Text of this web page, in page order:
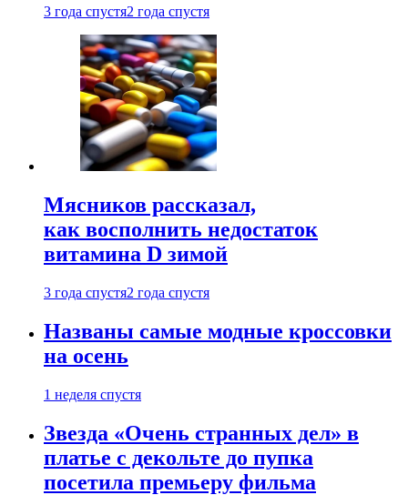
3 года спустя2 года спустя
Мясников рассказал,
как восполнить недостаток
витамина D зимой
3 года спустя2 года спустя
Названы самые модные кроссовки
на осень
1 неделя спустя
Звезда «Очень странных дел» в
платье с декольте до пупка
посетила премьеру фильма